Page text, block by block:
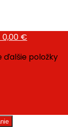
0,00 €
ďalšie položky